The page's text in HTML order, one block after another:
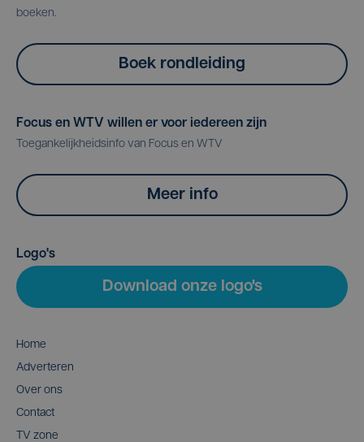
boeken.
Boek rondleiding
Focus en WTV willen er voor iedereen zijn
Toegankelijkheidsinfo van Focus en WTV
Meer info
Logo's
Download onze logo's
Home
Adverteren
Over ons
Contact
TV zone